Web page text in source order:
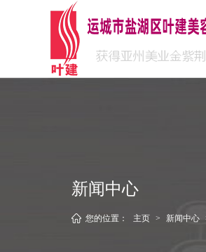
新闻中心
您的位置： 主页 > 新闻中心